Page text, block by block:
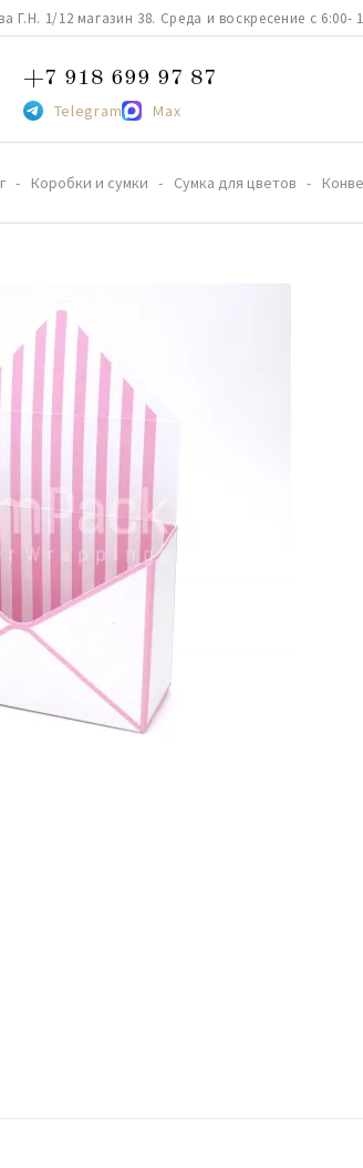
Г.Н. 1/12 магазин 38. Среда и воскресение с 6:00-
+7 918 699 97 87
Telegram Max
Коробки и сумки Сумка для цветов